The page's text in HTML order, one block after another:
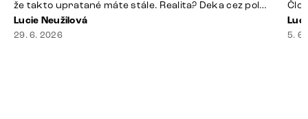
že takto upratané máte stále. Realita? Deka cez pol
sedačky, ovládač záhadne zmizol, konferenčný stolík
slúži ako odkladisko všetkého od účteniek po balzam
Lucie Neužilová
29. 6. 2026
si
5.